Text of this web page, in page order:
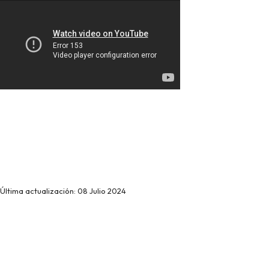
Última actualización: 08 Julio 2024